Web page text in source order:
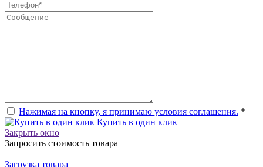
Нажимая на кнопку, я принимаю условия соглашения. *
Купить в один клик
Закрыть окно
Запросить стоимость товара
Загрузка товара